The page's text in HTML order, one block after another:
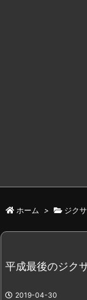
ホーム > ジク
平成最後のジク
2019-04-30